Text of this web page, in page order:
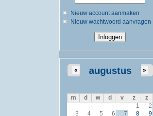
Nieuw account aanmaken
Nieuw wachtwoord aanvragen
augustus
« »
m d w d v z
z
1
2
3
4 5 6 7 8
9